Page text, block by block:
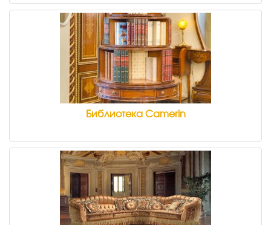
Библиотека Camerin